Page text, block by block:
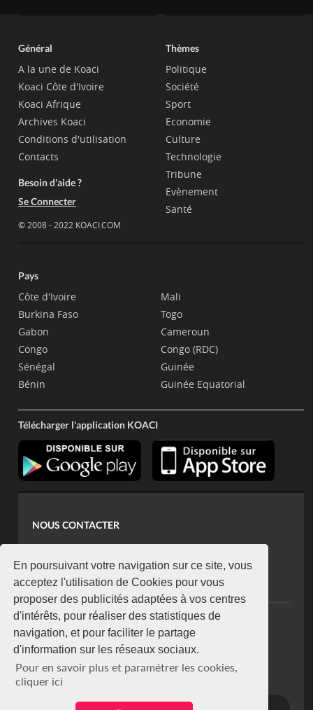
En poursuivant votre navigation sur ce site, vous
acceptez l'utilisation de Cookies pour vous
proposer des publicités adaptées à vos centres
d'intérêts, pour réaliser des statistiques de
navigation, et pour faciliter le partage
d'information sur les réseaux sociaux.
Pour en savoir plus et paramétrer les cookies,
cliquer ici
Général
A la une de Koaci
Koaci Côte d'Ivoire
Koaci Afrique
Archives Koaci
Conditions d'utilisation
Contacts
Besoin d'aide ?
Se Connecter
© 2008 - 2022 KOACI.COM
Thèmes
Politique
Société
Sport
Economie
Culture
Technologie
Tribune
Evènement
Santé
Pays
Côte d'Ivoire
Burkina Faso
Gabon
Congo
Sénégal
Bénin
Mali
Togo
Cameroun
Congo (RDC)
Guinée
Guinée Equatorial
Télécharger l'application KOACI
NOUS CONTACTER
koaci@yahoo.fr
+225 07 08 85 52 93
NEWSLETTER
Restez connecté via notre newsletter
S'abonner
Se désabonner